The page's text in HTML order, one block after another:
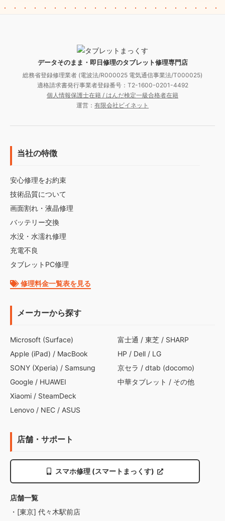
データそのまま・即日修理のタブレット修理専門店
総務省登録修理業者 (電波法/R000025 電気通信事業法/T000025)
適格請求書発行事業者登録番号：T2-1600-0201-4492
個人情報保護士在籍 / はんだ検定一級合格者在籍
運営： 有限会社ビイネット
当社の特徴
安心修理をお約束
技術品質について
画面割れ・液晶修理
バッテリー交換
水没・水濡れ修理
充電不良
タブレットPC修理
修理料金一覧表を見る
メーカーから探す
Microsoft (Surface)
Apple (iPad) / MacBook
SONY (Xperia) / Samsung
Google / HUAWEI
Xiaomi / SteamDeck
Lenovo / NEC / ASUS
富士通 / 東芝 / SHARP
HP / Dell / LG
京セラ / dtab (docomo)
中華タブレット / その他
店舗・サポート
スマホ修理 (スマートまっくす)
店舗一覧
・[東京] 代々木駅前店